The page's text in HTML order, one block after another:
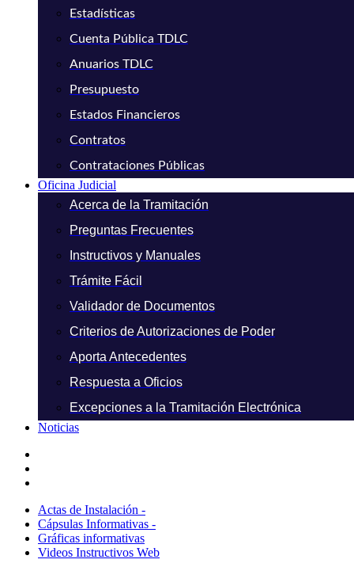
Estadísticas
Cuenta Pública TDLC
Anuarios TDLC
Presupuesto
Estados Financieros
Contratos
Contrataciones Públicas
Oficina Judicial
Acerca de la Tramitación
Preguntas Frecuentes
Instructivos y Manuales
Trámite Fácil
Validador de Documentos
Criterios de Autorizaciones de Poder
Aporta Antecedentes
Respuesta a Oficios
Excepciones a la Tramitación Electrónica
Noticias
Actas de Instalación -
Cápsulas Informativas -
Gráficas informativas
Videos Instructivos Web